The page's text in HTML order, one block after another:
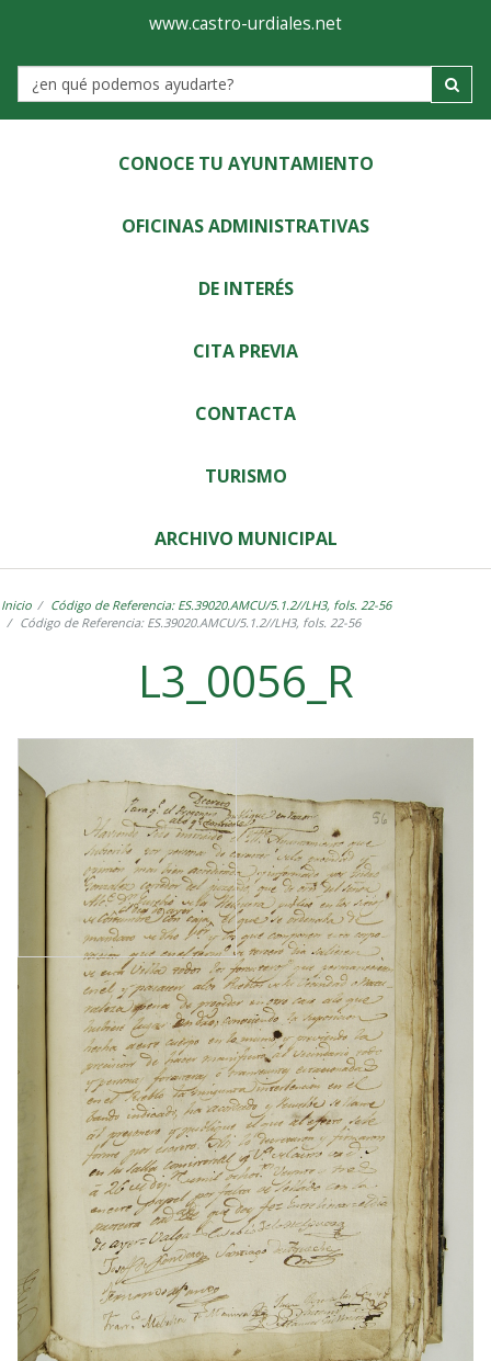
Ayuntamiento
de
Castro-
Urdiales
www.castro-urdiales.net
Label
CONOCE TU AYUNTAMIENTO
OFICINAS ADMINISTRATIVAS
DE INTERÉS
CITA PREVIA
CONTACTA
TURISMO
ARCHIVO MUNICIPAL
Inicio
Código de Referencia: ES.39020.AMCU/5.1.2//LH3, fols. 22-56
Código de Referencia: ES.39020.AMCU/5.1.2//LH3, fols. 22-56
L3_0056_R